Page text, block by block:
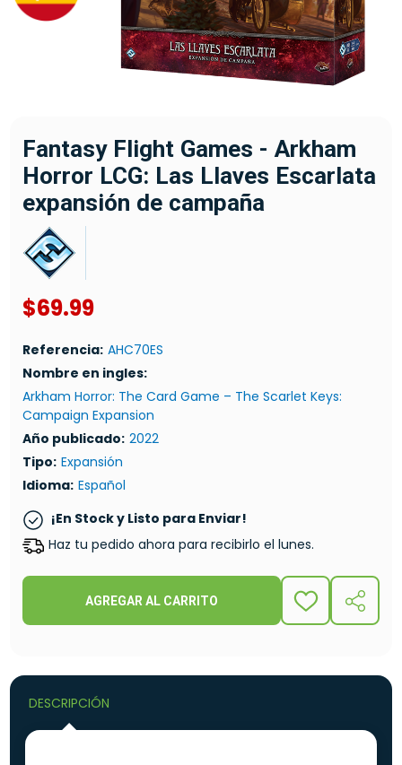
Fantasy Flight Games - Arkham
Horror LCG: Las Llaves Escarlata
expansión de campaña
$69.99
Referencia: AHC70ES
Nombre en ingles:
Arkham Horror: The Card Game – The Scarlet Keys:
Campaign Expansion
Año publicado: 2022
Tipo: Expansión
Idioma: Español
¡En Stock y Listo para Enviar!
Haz tu pedido ahora para recibirlo el lunes.
AGREGAR AL CARRITO
ADD
DESCRIPCIÓN